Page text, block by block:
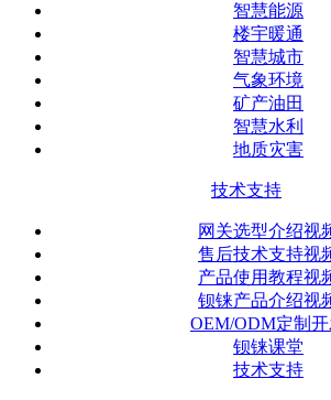
智慧能源
楼宇暖通
智慧城市
气象环境
矿产油田
智慧水利
地质灾害
技术支持
网关选型介绍视
售后技术支持视
产品使用教程视
钡铼产品介绍视
OEM/ODM定制
钡铼课堂
技术支持